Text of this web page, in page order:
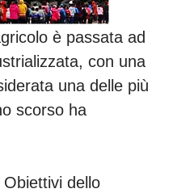
è passata ad
con una
una delle più
scorso ha
dello